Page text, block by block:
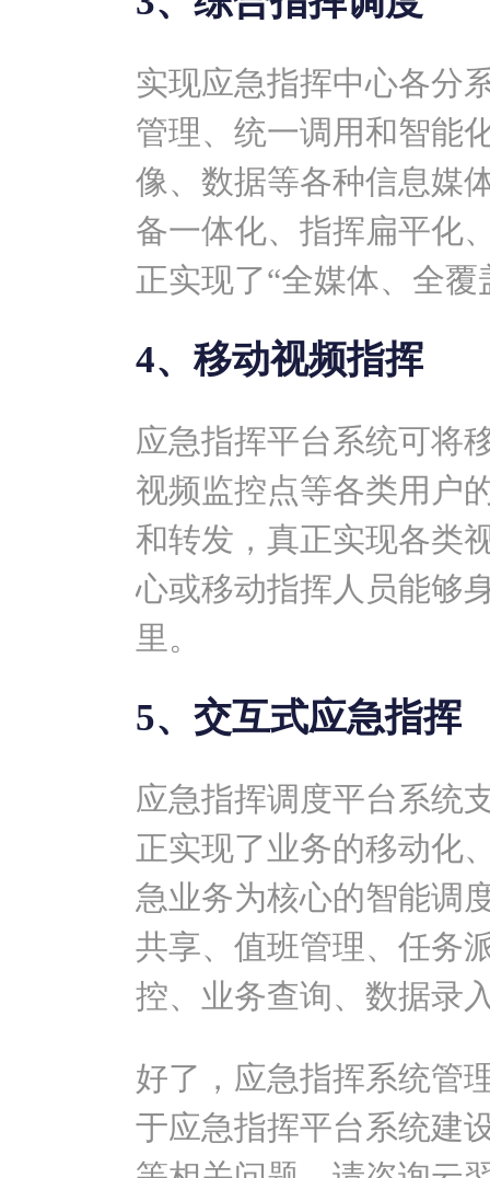
实现应急指挥中心各分
管理、统一调用和智能
像、数据等各种信息媒
备一体化、指挥扁平化
正实现了“全媒体、全
4、移动视频指挥
应急指挥平台系统可将
视频监控点等各类用户
和转发，真正实现各类
心或移动指挥人员能够
里。
5、交互式应急指挥
应急指挥调度平台系统
正实现了业务的移动化
急业务为核心的智能调
共享、值班管理、任务
控、业务查询、数据录
好了，应急指挥系统管
于应急指挥平台系统建